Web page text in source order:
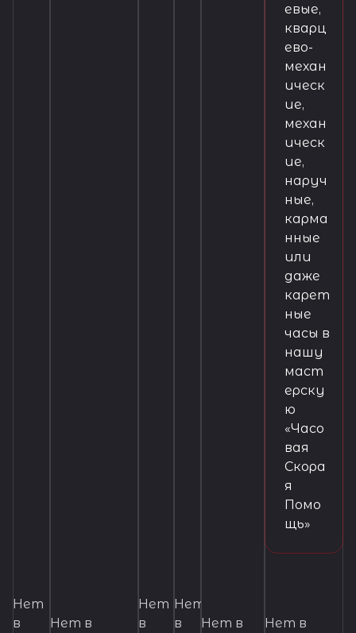
Нет
в
Нет в
Нет
в
Нет
в
Нет в
евые,
кварц
ево-
механ
ическ
ие,
механ
ическ
ие,
наруч
ные,
карма
нные
или
даже
карет
ные
часы в
нашу
маст
ерску
ю
«Часо
вая
Скора
я
Помо
щь»
Нет в